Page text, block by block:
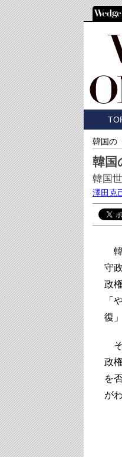
韓国の
韓国
韓国
澤田克
韓
守
政
「
復
そ
政
を
が